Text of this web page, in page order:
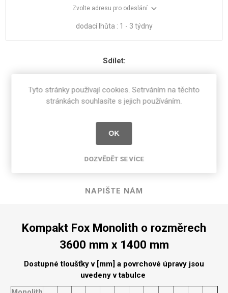
Zvolte adresu pro odeslání
dodací lhůta : 1 - 3 týdny
Sdílet:
NAPIŠTE NÁM
Kompakt Fox Monolith o rozměrech
3600 mm x 1400 mm
Dostupné tloušťky v [mm] a povrchové úpravy jsou
uvedeny v tabulce
Tyto stránky používají cookies. Setrváním na těchto
stránkách souhlasíte s jejich používáním.
OK
DOZVĚDĚT SE VÍCE